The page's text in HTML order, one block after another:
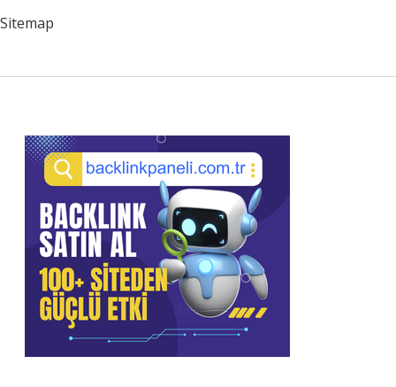
Sitemap
Sidebar